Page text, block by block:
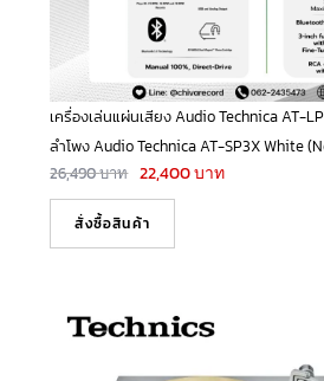
เครื่องเล่นแผ่นเสียง Audio Technica AT-
ลำโพง Audio Technica AT-SP3X White
26,490บาท 22,400บาท
สั่งซื้อสินค้า